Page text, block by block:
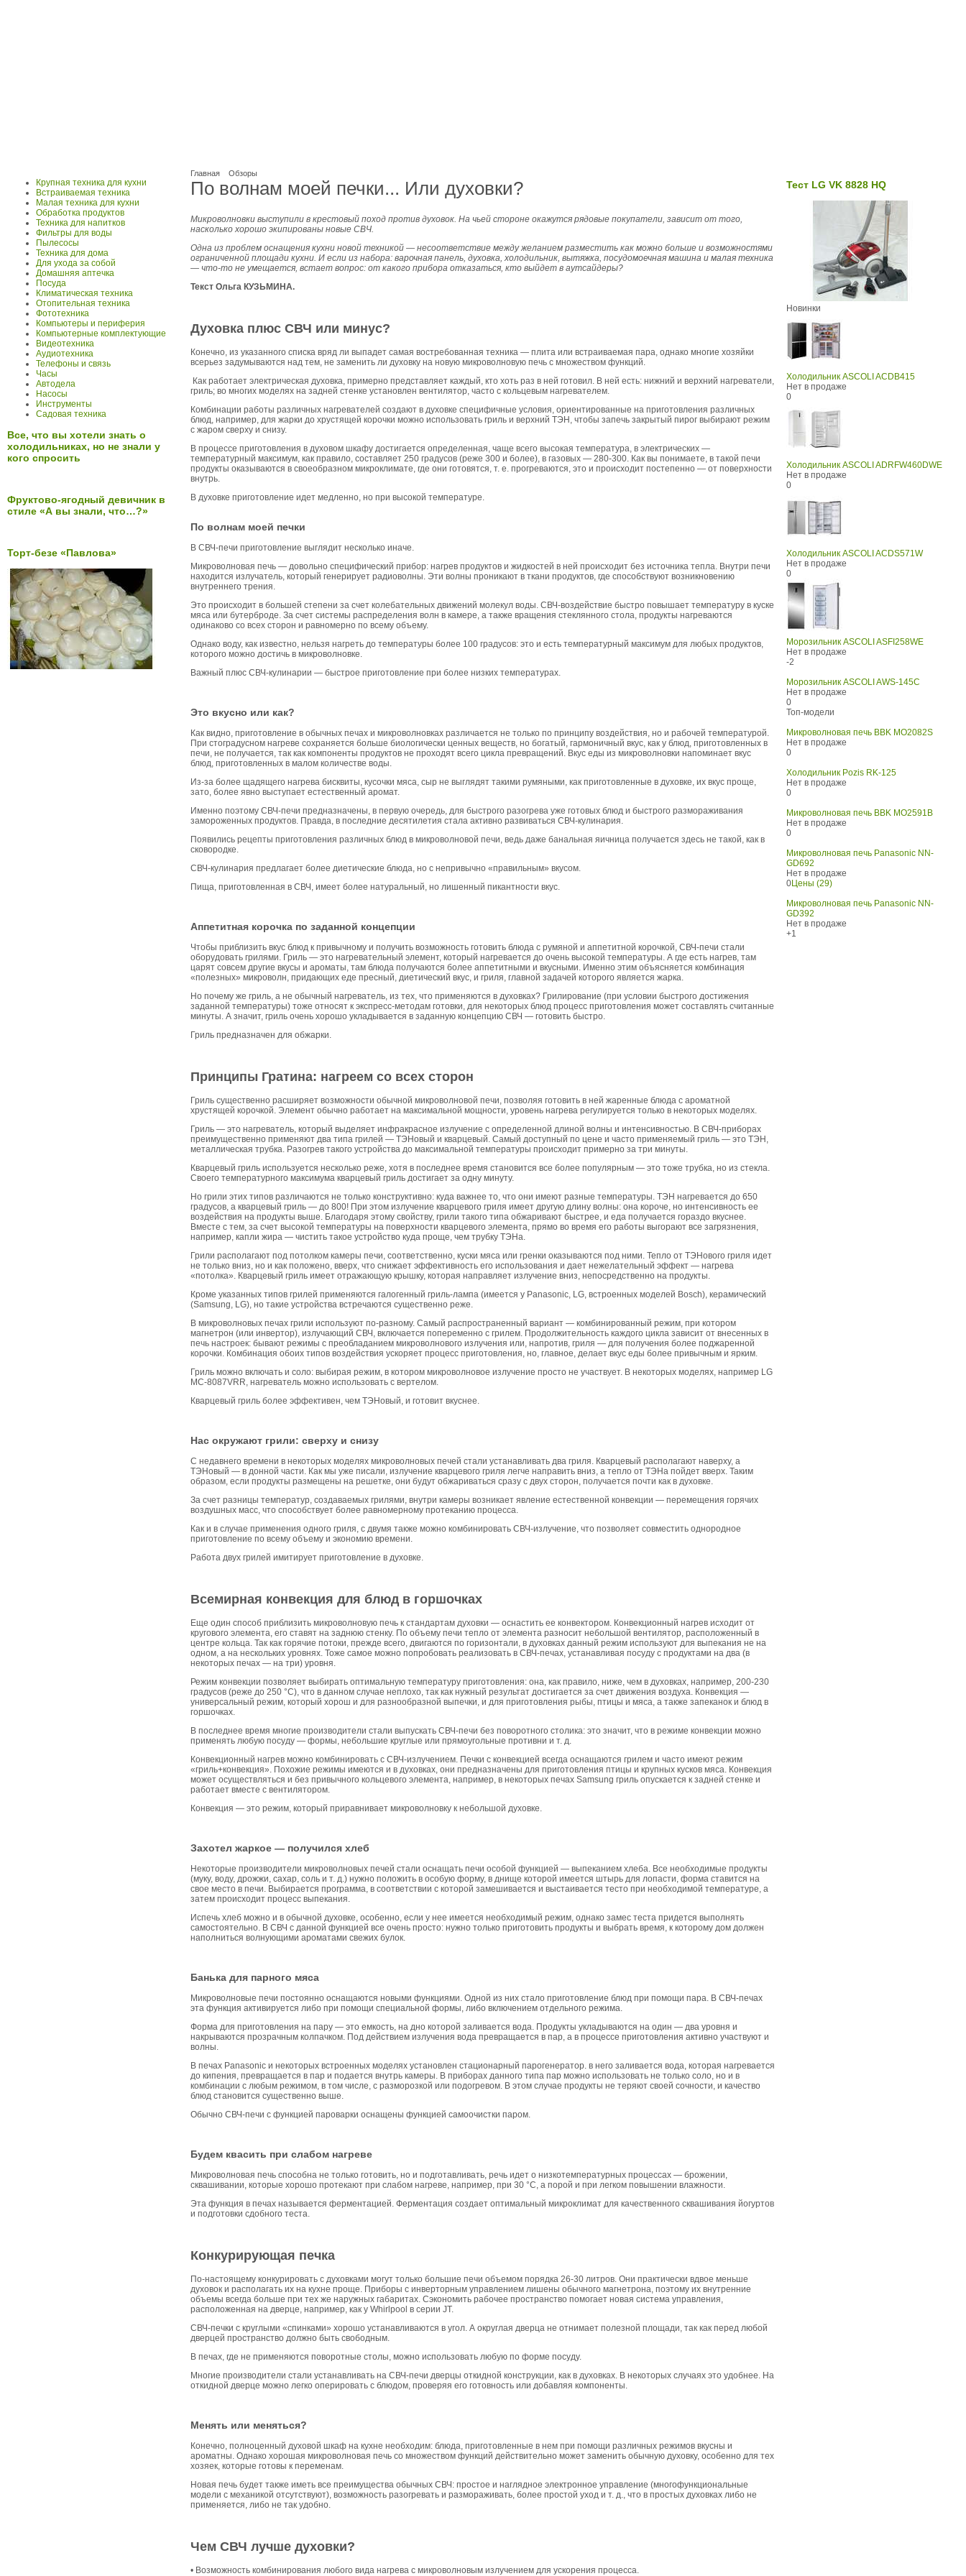
Главная Обзоры
По волнам моей печки... Или духовки?
Микроволновки выступили в крестовый поход против духовок. На чьей стороне окажутся рядовые покупатели, зависит от того,
насколько хорошо экипированы новые СВЧ.
Одна из проблем оснащения кухни новой техникой — несоответствие между желанием разместить как можно больше и возможностями
ограниченной площади кухни. И если из набора: варочная панель, духовка, холодильник, вытяжка, посудомоечная машина и малая техника
— что-то не умещается, встает вопрос: от какого прибора отказаться, кто выйдет в аутсайдеры?
Текст Ольга КУЗЬМИНА.
Духовка плюс СВЧ или минус?
Конечно, из указанного списка вряд ли выпадет самая востребованная техника — плита или встраиваемая пара, однако многие хозяйки
всерьез задумываются над тем, не заменить ли духовку на новую микроволновую печь с множеством функций.
Как работает электрическая духовка, примерно представляет каждый, кто хоть раз в ней готовил. В ней есть: нижний и верхний нагреватели,
гриль; во многих моделях на задней стенке установлен вентилятор, часто с кольцевым нагревателем.
Комбинации работы различных нагревателей создают в духовке специфичные условия, ориентированные на приготовления различных
блюд, например, для жарки до хрустящей корочки можно использовать гриль и верхний ТЭН, чтобы запечь закрытый пирог выбирают режим
с жаром сверху и снизу.
В процессе приготовления в духовом шкафу достигается определенная, чаще всего высокая температура, в электрических —
температурный максимум, как правило, составляет 250 градусов (реже 300 и более), в газовых — 280-300. Как вы понимаете, в такой печи
продукты оказываются в своеобразном микроклимате, где они готовятся, т. е. прогреваются, это и происходит постепенно — от поверхности
внутрь.
В духовке приготовление идет медленно, но при высокой температуре.
По волнам моей печки
В СВЧ-печи приготовление выглядит несколько иначе.
Микроволновая печь — довольно специфический прибор: нагрев продуктов и жидкостей в ней происходит без источника тепла. Внутри печи
находится излучатель, который генерирует радиоволны. Эти волны проникают в ткани продуктов, где способствуют возникновению
внутреннего трения.
Это происходит в большей степени за счет колебательных движений молекул воды. СВЧ-воздействие быстро повышает температуру в куске
мяса или бутерброде. За счет системы распределения волн в камере, а также вращения стеклянного стола, продукты нагреваются
одинаково со всех сторон и равномерно по всему объему.
Однако воду, как известно, нельзя нагреть до температуры более 100 градусов: это и есть температурный максимум для любых продуктов,
которого можно достичь в микроволновке.
Важный плюс СВЧ-кулинарии — быстрое приготовление при более низких температурах.
Это вкусно или как?
Как видно, приготовление в обычных печах и микроволновках различается не только по принципу воздействия, но и рабочей температурой.
При стоградусном нагреве сохраняется больше биологически ценных веществ, но богатый, гармоничный вкус, как у блюд, приготовленных в
печи, не получается, так как компоненты продуктов не проходят всего цикла превращений. Вкус еды из микроволновки напоминает вкус
блюд, приготовленных в малом количестве воды.
Из-за более щадящего нагрева бисквиты, кусочки мяса, сыр не выглядят такими румяными, как приготовленные в духовке, их вкус проще,
зато, более явно выступает естественный аромат.
Именно поэтому СВЧ-печи предназначены, в первую очередь, для быстрого разогрева уже готовых блюд и быстрого размораживания
замороженных продуктов. Правда, в последние десятилетия стала активно развиваться СВЧ-кулинария.
Появились рецепты приготовления различных блюд в микроволновой печи, ведь даже банальная яичница получается здесь не такой, как в
сковородке.
СВЧ-кулинария предлагает более диетические блюда, но с непривычно «правильным» вкусом.
Пища, приготовленная в СВЧ, имеет более натуральный, но лишенный пикантности вкус.
Аппетитная корочка по заданной концепции
Чтобы приблизить вкус блюд к привычному и получить возможность готовить блюда с румяной и аппетитной корочкой, СВЧ-печи стали
оборудовать грилями. Гриль — это нагревательный элемент, который нагревается до очень высокой температуры. А где есть нагрев, там
царят совсем другие вкусы и ароматы, там блюда получаются более аппетитными и вкусными. Именно этим объясняется комбинация
«полезных» микроволн, придающих еде пресный, диетический вкус, и гриля, главной задачей которого является жарка.
Но почему же гриль, а не обычный нагреватель, из тех, что применяются в духовках? Грилирование (при условии быстрого достижения
заданной температуры) тоже относят к экспресс-методам готовки, для некоторых блюд процесс приготовления может составлять считанные
минуты. А значит, гриль очень хорошо укладывается в заданную концепцию СВЧ — готовить быстро.
Гриль предназначен для обжарки.
Принципы Гратина: нагреем со всех сторон
Гриль существенно расширяет возможности обычной микроволновой печи, позволяя готовить в ней жаренные блюда с ароматной
хрустящей корочкой. Элемент обычно работает на максимальной мощности, уровень нагрева регулируется только в некоторых моделях.
Гриль — это нагреватель, который выделяет инфракрасное излучение с определенной длиной волны и интенсивностью. В СВЧ-приборах
преимущественно применяют два типа грилей — ТЭНовый и кварцевый. Самый доступный по цене и часто применяемый гриль — это ТЭН,
металлическая трубка. Разогрев такого устройства до максимальной температуры происходит примерно за три минуты.
Кварцевый гриль используется несколько реже, хотя в последнее время становится все более популярным — это тоже трубка, но из стекла.
Своего температурного максимума кварцевый гриль достигает за одну минуту.
Но грили этих типов различаются не только конструктивно: куда важнее то, что они имеют разные температуры. ТЭН нагревается до 650
градусов, а кварцевый гриль — до 800! При этом излучение кварцевого гриля имеет другую длину волны: она короче, но интенсивность ее
воздействия на продукты выше. Благодаря этому свойству, грили такого типа обжаривают быстрее, и еда получается гораздо вкуснее.
Вместе с тем, за счет высокой температуры на поверхности кварцевого элемента, прямо во время его работы выгорают все загрязнения,
например, капли жира — чистить такое устройство куда проще, чем трубку ТЭНа.
Грили располагают под потолком камеры печи, соответственно, куски мяса или гренки оказываются под ними. Тепло от ТЭНового гриля идет
не только вниз, но и как положено, вверх, что снижает эффективность его использования и дает нежелательный эффект — нагрева
«потолка». Кварцевый гриль имеет отражающую крышку, которая направляет излучение вниз, непосредственно на продукты.
Кроме указанных типов грилей применяются галогенный гриль-лампа (имеется у Panasonic, LG, встроенных моделей Bosсh), керамический
(Samsung, LG), но такие устройства встречаются существенно реже.
В микроволновых печах грили используют по-разному. Самый распространенный вариант — комбинированный режим, при котором
магнетрон (или инвертор), излучающий СВЧ, включается попеременно с грилем. Продолжительность каждого цикла зависит от внесенных в
печь настроек: бывают режимы с преобладанием микроволнового излучения или, напротив, гриля — для получения более поджаренной
корочки. Комбинация обоих типов воздействия ускоряет процесс приготовления, но, главное, делает вкус еды более привычным и ярким.
Гриль можно включать и соло: выбирая режим, в котором микроволновое излучение просто не участвует. В некоторых моделях, например LG
MC-8087VRR, нагреватель можно использовать с вертелом.
Кварцевый гриль более эффективен, чем ТЭНовый, и готовит вкуснее.
Нас окружают грили: сверху и снизу
С недавнего времени в некоторых моделях микроволновых печей стали устанавливать два гриля. Кварцевый располагают наверху, а
ТЭНовый — в донной части. Как мы уже писали, излучение кварцевого гриля легче направить вниз, а тепло от ТЭНа пойдет вверх. Таким
образом, если продукты размещены на решетке, они будут обжариваться сразу с двух сторон, получается почти как в духовке.
За счет разницы температур, создаваемых грилями, внутри камеры возникает явление естественной конвекции — перемещения горячих
воздушных масс, что способствует более равномерному протеканию процесса.
Как и в случае применения одного гриля, с двумя также можно комбинировать СВЧ-излучение, что позволяет совместить однородное
приготовление по всему объему и экономию времени.
Работа двух грилей имитирует приготовление в духовке.
Всемирная конвекция для блюд в горшочках
Еще один способ приблизить микроволновую печь к стандартам духовки — оснастить ее конвектором. Конвекционный нагрев исходит от
кругового элемента, его ставят на заднюю стенку. По объему печи тепло от элемента разносит небольшой вентилятор, расположенный в
центре кольца. Так как горячие потоки, прежде всего, двигаются по горизонтали, в духовках данный режим используют для выпекания не на
одном, а на нескольких уровнях. Тоже самое можно попробовать реализовать в СВЧ-печах, устанавливая посуду с продуктами на два (в
некоторых печах — на три) уровня.
Режим конвекции позволяет выбирать оптимальную температуру приготовления: она, как правило, ниже, чем в духовках, например, 200-230
градусов (реже до 250 °С), что в данном случае неплохо, так как нужный результат достигается за счет движения воздуха. Конвекция —
универсальный режим, который хорош и для разнообразной выпечки, и для приготовления рыбы, птицы и мяса, а также запеканок и блюд в
горшочках.
В последнее время многие производители стали выпускать СВЧ-печи без поворотного столика: это значит, что в режиме конвекции можно
применять любую посуду — формы, небольшие круглые или прямоугольные противни и т. д.
Конвекционный нагрев можно комбинировать с СВЧ-излучением. Печки с конвекцией всегда оснащаются грилем и часто имеют режим
«гриль+конвекция». Похожие режимы имеются и в духовках, они предназначены для приготовления птицы и крупных кусков мяса. Конвекция
может осуществляться и без привычного кольцевого элемента, например, в некоторых печах Samsung гриль опускается к задней стенке и
работает вместе с вентилятором.
Конвекция — это режим, который приравнивает микроволновку к небольшой духовке.
Захотел жаркое — получился хлеб
Некоторые производители микроволновых печей стали оснащать печи особой функцией — выпеканием хлеба. Все необходимые продукты
(муку, воду, дрожжи, сахар, соль и т. д.) нужно положить в особую форму, в днище которой имеется штырь для лопасти, форма ставится на
свое место в печи. Выбирается программа, в соответствии с которой замешивается и выстаивается тесто при необходимой температуре, а
затем происходит процесс выпекания.
Испечь хлеб можно и в обычной духовке, особенно, если у нее имеется необходимый режим, однако замес теста придется выполнять
самостоятельно. В СВЧ с данной функцией все очень просто: нужно только приготовить продукты и выбрать время, к которому дом должен
наполниться волнующими ароматами свежих булок.
Банька для парного мяса
Микроволновые печи постоянно оснащаются новыми функциями. Одной из них стало приготовление блюд при помощи пара. В СВЧ-печах
эта функция активируется либо при помощи специальной формы, либо включением отдельного режима.
Форма для приготовления на пару — это емкость, на дно которой заливается вода. Продукты укладываются на один — два уровня и
накрываются прозрачным колпачком. Под действием излучения вода превращается в пар, а в процессе приготовления активно участвуют и
волны.
В печах Panasonic и некоторых встроенных моделях установлен стационарный парогенератор. в него заливается вода, которая нагревается
до кипения, превращается в пар и подается внутрь камеры. В приборах данного типа пар можно использовать не только соло, но и в
комбинации с любым режимом, в том числе, с разморозкой или подогревом. В этом случае продукты не теряют своей сочности, и качество
блюд становится существенно выше.
Обычно СВЧ-печи с функцией пароварки оснащены функцией самоочистки паром.
Будем квасить при слабом нагреве
Микроволновая печь способна не только готовить, но и подготавливать, речь идет о низкотемпературных процессах — брожении,
сквашивании, которые хорошо протекают при слабом нагреве, например, при 30 °С, а порой и при легком повышении влажности.
Эта функция в печах называется ферментацией. Ферментация создает оптимальный микроклимат для качественного сквашивания йогуртов
и подготовки сдобного теста.
Конкурирующая печка
По-настоящему конкурировать с духовками могут только большие печи объемом порядка 26-30 литров. Они практически вдвое меньше
духовок и располагать их на кухне проще. Приборы с инверторным управлением лишены обычного магнетрона, поэтому их внутренние
объемы всегда больше при тех же наружных габаритах. Сэкономить рабочее пространство помогает новая система управления,
расположенная на дверце, например, как у Whirlpool в серии JT.
СВЧ-печки с круглыми «спинками» хорошо устанавливаются в угол. А округлая дверца не отнимает полезной площади, так как перед любой
дверцей пространство должно быть свободным.
В печах, где не применяются поворотные столы, можно использовать любую по форме посуду.
Многие производители стали устанавливать на СВЧ-печи дверцы откидной конструкции, как в духовках. В некоторых случаях это удобнее. На
откидной дверце можно легко оперировать с блюдом, проверяя его готовность или добавляя компоненты.
Менять или меняться?
Конечно, полноценный духовой шкаф на кухне необходим: блюда, приготовленные в нем при помощи различных режимов вкусны и
ароматны. Однако хорошая микроволновая печь со множеством функций действительно может заменить обычную духовку, особенно для тех
хозяек, которые готовы к переменам.
Новая печь будет также иметь все преимущества обычных СВЧ: простое и наглядное электронное управление (многофункциональные
модели с механикой отсутствуют), возможность разогревать и размораживать, более простой уход и т. д., что в простых духовках либо не
применяется, либо не так удобно.
Чем СВЧ лучше духовки?
• Возможность комбинирования любого вида нагрева с микроволновым излучением для ускорения процесса.
Крупная техника для кухни
Встраиваемая техника
Малая техника для кухни
Обработка продуктов
Техника для напитков
Фильтры для воды
Пылесосы
Техника для дома
Для ухода за собой
Домашняя аптечка
Посуда
Климатическая техника
Отопительная техника
Фототехника
Компьютеры и периферия
Компьютерные комплектующие
Видеотехника
Аудиотехника
Телефоны и связь
Часы
Автодела
Насосы
Инструменты
Садовая техника
Все, что вы хотели знать о
холодильниках, но не знали у
кого спросить
Фруктово-ягодный девичник в
стиле «А вы знали, что…?»
Торт-безе «Павлова»
Тест LG VK 8828 HQ
Новинки
Холодильник ASCOLI ACDB415
Нет в продаже
0
Холодильник ASCOLI ADRFW460DWE
Нет в продаже
0
Холодильник ASCOLI ACDS571W
Нет в продаже
0
Морозильник ASCOLI ASFI258WE
Нет в продаже
-2
Морозильник ASCOLI AWS-145C
Нет в продаже
0
Топ-модели
Микроволновая печь BBK MO2082S
Нет в продаже
0
Холодильник Pozis RK-125
Нет в продаже
0
Микроволновая печь BBK MO2591B
Нет в продаже
0
Микроволновая печь Panasonic NN-
GD692
Нет в продаже
0Цены (29)
Микроволновая печь Panasonic NN-
GD392
Нет в продаже
+1